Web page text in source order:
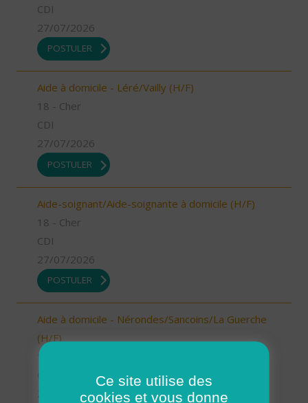
CDI
27/07/2026
POSTULER
Aide à domicile - Léré/Vailly (H/F)
18 - Cher
CDI
27/07/2026
POSTULER
Aide-soignant/Aide-soignante à domicile (H/F)
18 - Cher
CDI
27/07/2026
POSTULER
Aide à domicile - Nérondes/Sancoins/La Guerche
(H/F)
18 - Cher
27/07/2026
Ce site utilise des
cookies et vous donne